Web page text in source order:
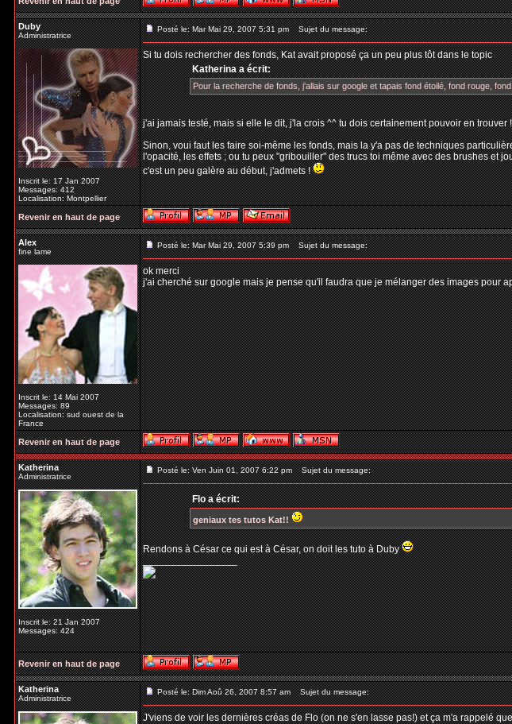
Duby
Administratrice
Inscrit le: 17 Jan 2007
Messages: 412
Localisation: Montpellier
Posté le: Mar Mai 29, 2007 5:31 pm Sujet du message:
Si tu dois rechercher des fonds, Kat avait proposé ça un peu plus tôt dans le topic
Katherina a écrit:
Pour la recherche de fonds, j'allais sur google et tapais fond étoilé, fond rouge,
j'ai jamais testé, mais si elle le dit, j'la crois ^^ tu dois certainement pouvoir en trouver !
Sinon, voui faut les faire soi-même les fonds, mais la y'a pas de techniques
l'opacité, les effets ; ou tu peux "gribouiller" des trucs toi même avec des brushes et
c'est un peu galère au début, j'admets !
Revenir en haut de page
Alex
fine lame
Inscrit le: 14 Mai 2007
Messages: 89
Localisation: sud ouest de la
France
Posté le: Mar Mai 29, 2007 5:39 pm Sujet du message:
ok merci
j'ai cherché sur google mais je pense qu'il faudra que je mélanger des images pour
Revenir en haut de page
Katherina
Administratrice
Inscrit le: 21 Jan 2007
Messages: 424
Posté le: Ven Juin 01, 2007 6:22 pm Sujet du message:
Flo a écrit:
geniaux tes tutos Kat!!
Rendons à César ce qui est à César, on doit les tuto à Duby
_________________
Revenir en haut de page
Katherina
Administratrice
Posté le: Dim Aoû 26, 2007 8:57 am Sujet du message:
J'viens de voir les dernières créas de Flo (on ne s'en lasse pas!) et ça m'a rappelé